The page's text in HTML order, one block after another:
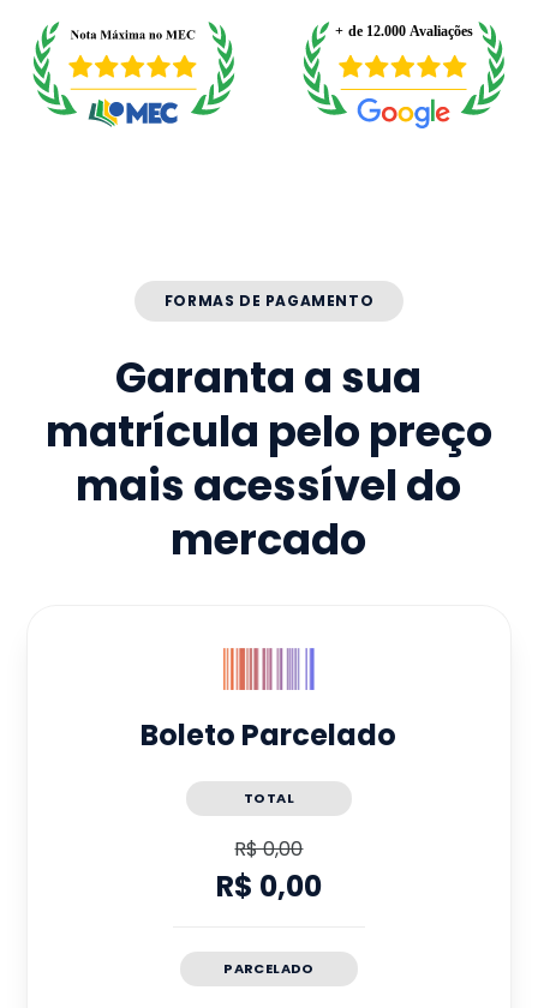
FORMAS DE PAGAMENTO
Garanta a sua
matrícula pelo preço
mais acessível do
mercado
Boleto Parcelado
TOTAL
R$ 0,00
R$ 0,00
PARCELADO